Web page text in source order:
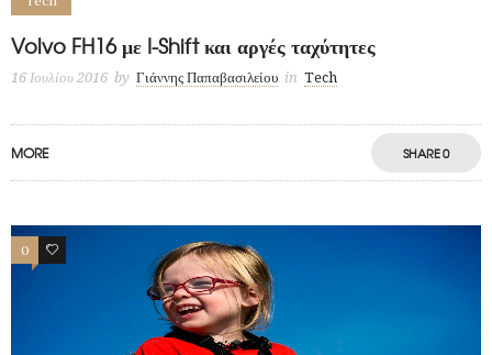
Volvo FH16 με I-Shift και αργές ταχύτητες
16 Ιουλίου 2016 by Γιάννης Παπαβασιλείου in Tech
MORE SHARE0
0 1